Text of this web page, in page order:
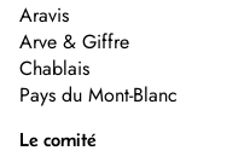
Aravis
Arve & Giffre
Chablais
Pays du Mont-Blanc
Le comité